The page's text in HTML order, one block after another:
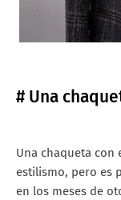
# Una
Una chaqueta con
estilismo, pero es
en los meses de